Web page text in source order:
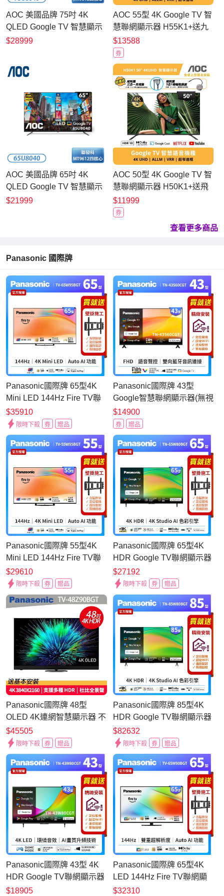
AOC 美國品牌 75吋 4K
QLED Google TV 智慧顯示
器 75U8040【不含安裝】
$28999
AOC 55型 4K Google TV 智
慧聯網顯示器 H55K1+送九
陽高速調理果汁機L19N-
Y1W
$13588
券
AOC 美國品牌 65吋 4K
QLED Google TV 智慧顯示
器 65U8040【不含安裝】
$21999
AOC 50型 4K Google TV 智
慧聯網顯示器 H50K1+送飛
利浦3C線材組
$11999
券
查看更多商品
Panasonic 國際牌
Panasonic國際牌 65型4K
Mini LED 144Hz Fire TV聯
網顯示器 無視訊盒 TV-
65W95BGT
$35910
限時下殺 券 贈品
Panasonic國際牌 43型
Google智慧聯網顯示器(無視
訊盒)TN-43S60CGT
$14900
券 贈品
Panasonic國際牌 55型4K
Mini LED 144Hz Fire TV聯
網顯示器 無視訊盒 TV-
55W95BGT
$29610
限時下殺 券 贈品
Panasonic國際牌 65型4K
HDR Google TV聯網顯示器
無視訊盒 TN-65W80BGT
$27192
限時下殺 券 贈品
Panasonic國際牌 48型
OLED 4K連網智慧顯示器 不
含視訊盒 TV-48Z90BGT
$45505
限時下殺 券 贈品
Panasonic國際牌 85型4K
HDR Google TV聯網顯示器
無視訊盒 TN-85W80BGT
$82632
限時下殺 券 贈品
Panasonic國際牌 43型 4K
HDR Google TV聯網顯示器
TN-43W80CGT
$18905
Panasonic國際牌 65型4K
LED 144Hz Fire TV聯網顯
示器 無視訊盒 TV-
$32310